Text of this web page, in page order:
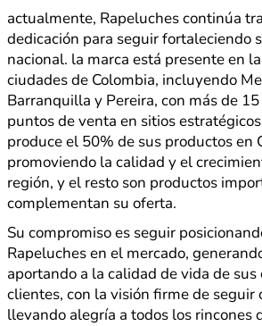
actualmente, Rapeluches continúa
dedicación para seguir fortaleciendo
nacional. la marca está presente en
ciudades de Colombia, incluyendo
Barranquilla y Pereira, con más de
puntos de venta en sitios
produce el 50% de sus productos en
promoviendo la calidad y el
región, y el resto son productos
complementan su oferta.
Su compromiso es seguir
Rapeluches en el mercado,
aportando a la calidad de vida de
clientes, con la visión firme de seguir
llevando alegría a todos los rincones